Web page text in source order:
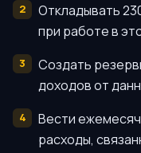
Откладывать
при работе в
Создать
доходов от
Вести
расходы,